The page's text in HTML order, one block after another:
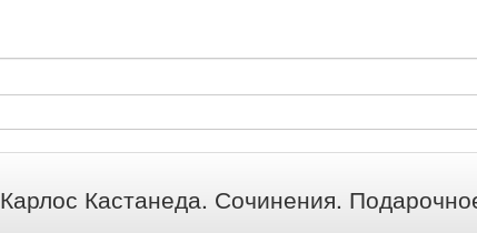
Карлос Кастанеда. Сочинения.